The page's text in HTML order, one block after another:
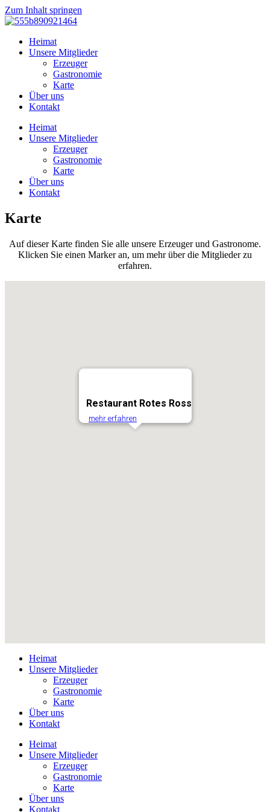
Zum Inhalt springen
Heimat
Unsere Mitglieder
Erzeuger
Gastronomie
Karte
Über uns
Kontakt
Heimat
Unsere Mitglieder
Erzeuger
Gastronomie
Karte
Über uns
Kontakt
Karte
Auf dieser Karte finden Sie alle unsere Erzeuger und Gastronome.
Klicken Sie einen Marker an, um mehr über die Mitglieder zu
erfahren.
Restaurant Rotes Ross
mehr erfahren
Heimat
Unsere Mitglieder
Erzeuger
Gastronomie
Karte
Über uns
Kontakt
Heimat
Unsere Mitglieder
Erzeuger
Gastronomie
Karte
Über uns
Kontakt